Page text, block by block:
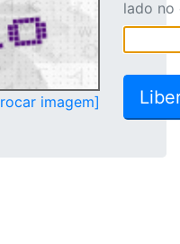
imagem]
lado no